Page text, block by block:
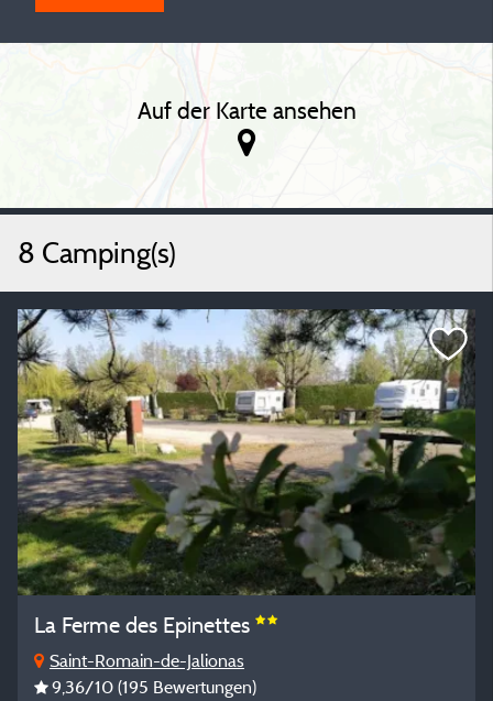
8 Camping(s)
La Ferme des Epinettes
Saint-Romain-de-Jalionas
9,36/10 (195 Bewertungen)
Auf der Karte ansehen